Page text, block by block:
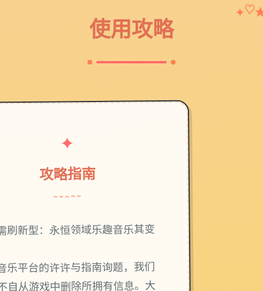
使用攻略
✦♡
✦
攻略指南
~~~~~
刷新型：永恒领域乐趣音乐其变
乐平台的许许与指南询题，我们